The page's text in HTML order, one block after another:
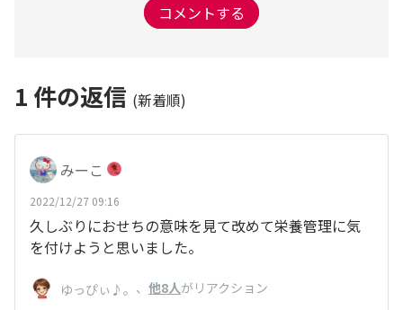
コメントする
1 件の返信 (新着順)
みーこ
2022/12/27 09:16
久しぶりにおせちの意味を見て改めて栄養管理に気
を付けようと思いました。
ゆっぴぃ♪。 、 他8人がリアクション